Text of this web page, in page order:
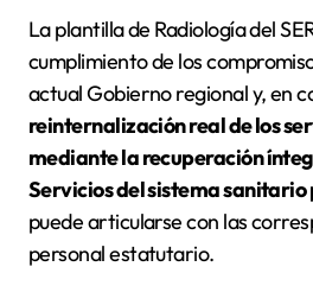
La plantilla de Radiología del
cumplimiento de los
actual Gobierno regional y, en
reinternalización real de los
mediante la recuperación
Servicios del sistema sanitario
puede articularse con las
personal estatutario.